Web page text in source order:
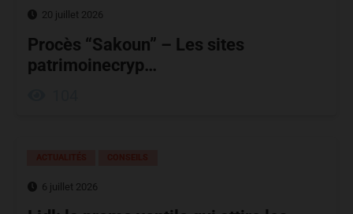
20 juillet 2026
Procès “Sakoun” – Les sites
patrimoinecryp…
6 juillet 2026